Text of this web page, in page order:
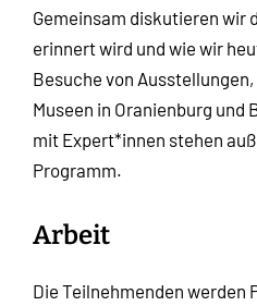
Gemeinsam diskutieren wir
erinnert wird und wie wir
Besuche von
Museen in Oranienburg und
mit Expert*innen stehen
Programm.
Arbeit
Die Teilnehmenden werden